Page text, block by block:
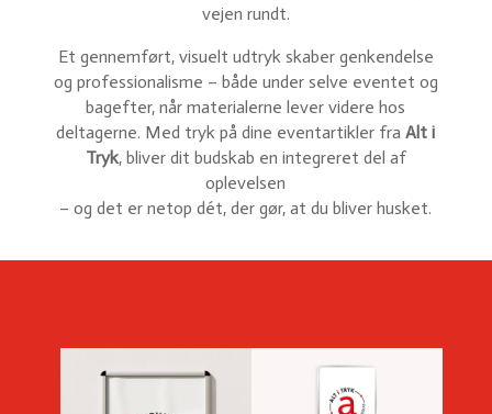
vejen rundt.
Et gennemført, visuelt udtryk skaber genkendelse
og professionalisme – både under selve eventet og
bagefter, når materialerne lever videre hos
deltagerne. Med tryk på dine eventartikler fraAlt i
Tryk, bliver dit budskab en integreret del af
oplevelsen
– og det er netop dét, der gør, at du bliver husket.